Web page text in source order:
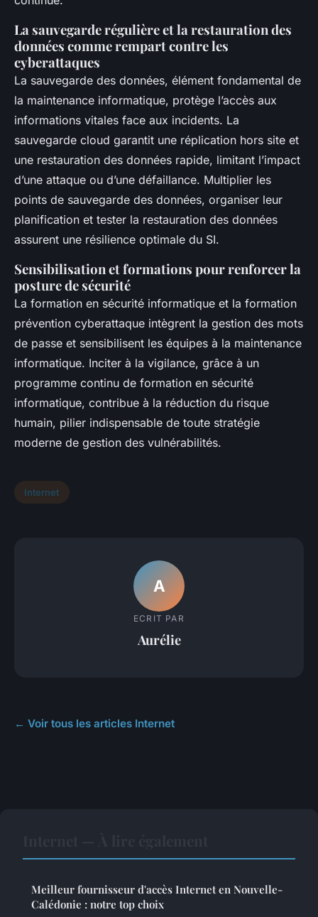
La sauvegarde régulière et la restauration des
données comme rempart contre les
cyberattaques
La sauvegarde des données, élément fondamental de
la maintenance informatique, protège l’accès aux
informations vitales face aux incidents. La
sauvegarde cloud garantit une réplication hors site et
une restauration des données rapide, limitant l’impact
d’une attaque ou d’une défaillance. Multiplier les
points de sauvegarde des données, organiser leur
planification et tester la restauration des données
assurent une résilience optimale du SI.
Sensibilisation et formations pour renforcer la
posture de sécurité
La formation en sécurité informatique et la formation
prévention cyberattaque intègrent la gestion des mots
de passe et sensibilisent les équipes à la maintenance
informatique. Inciter à la vigilance, grâce à un
programme continu de formation en sécurité
informatique, contribue à la réduction du risque
humain, pilier indispensable de toute stratégie
moderne de gestion des vulnérabilités.
Internet
A
ECRIT PAR
Aurélie
← Voir tous les articles Internet
Meilleur fournisseur d'accès Internet en Nouvelle-
Calédonie : notre top choix